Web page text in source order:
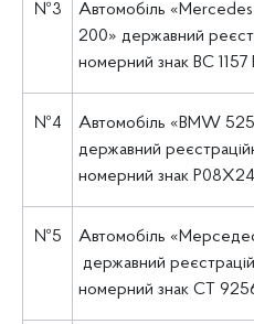
№3
Автомобіль
200» державний
номерний знак ВС 1157
№4
Автомобіль «BMW
державний
номерний знак
№5
Автомобіль
державний
номерний знак СТ